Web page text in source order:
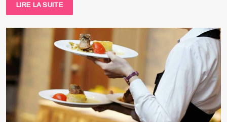
LIRE LA SUITE